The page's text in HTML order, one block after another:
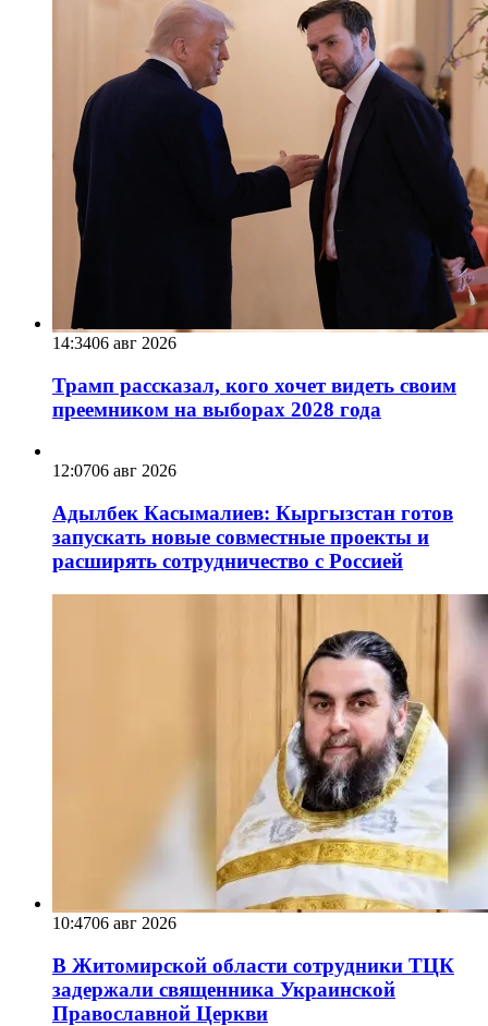
14:3406 авг 2026
Трамп рассказал, кого хочет видеть своим
преемником на выборах 2028 года
12:0706 авг 2026
Адылбек Касымалиев: Кыргызстан готов
запускать новые совместные проекты и
расширять сотрудничество с Россией
10:4706 авг 2026
В Житомирской области сотрудники ТЦК
задержали священника Украинской
Православной Церкви